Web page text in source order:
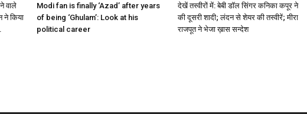
वाले
ने किया
Modi fan is finally ‘Azad’ after years
of being ‘Ghulam’: Look at his
political career
देखें तस्वीरों में: बेबी डॉल सिंगर कनिका कपूर ने
की दूसरी शादी; लंदन से शेयर की तस्वीरें; मीरा
राजपूत ने भेजा ख़ास सन्देश